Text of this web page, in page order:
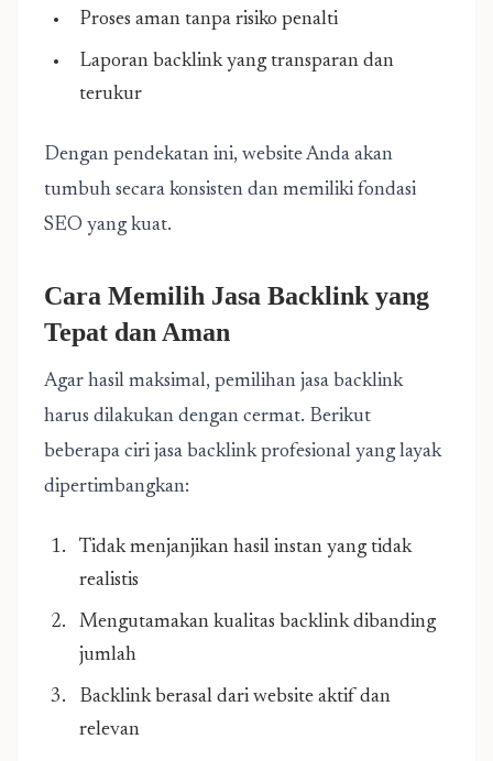
Proses aman tanpa risiko penalti
Laporan backlink yang transparan dan
terukur
Dengan pendekatan ini, website Anda akan
tumbuh secara konsisten dan memiliki fondasi
SEO yang kuat.
Cara Memilih Jasa Backlink yang
Tepat dan Aman
Agar hasil maksimal, pemilihan jasa backlink
harus dilakukan dengan cermat. Berikut
beberapa ciri jasa backlink profesional yang layak
dipertimbangkan:
Tidak menjanjikan hasil instan yang tidak
realistis
Mengutamakan kualitas backlink dibanding
jumlah
Backlink berasal dari website aktif dan
relevan